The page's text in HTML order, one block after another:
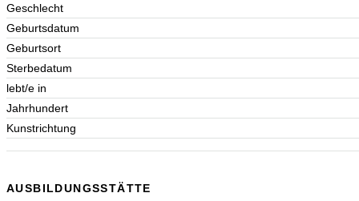
Geschlecht
Geburtsdatum
Geburtsort
Sterbedatum
lebt/e in
Jahrhundert
Kunstrichtung
AUSBILDUNGSSTÄTTE